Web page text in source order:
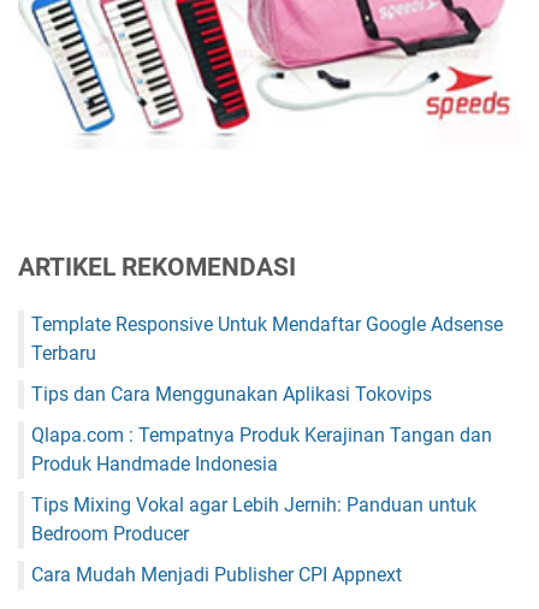
ARTIKEL REKOMENDASI
Template Responsive Untuk Mendaftar Google Adsense
Terbaru
Tips dan Cara Menggunakan Aplikasi Tokovips
Qlapa.com : Tempatnya Produk Kerajinan Tangan dan
Produk Handmade Indonesia
Tips Mixing Vokal agar Lebih Jernih: Panduan untuk
Bedroom Producer
Cara Mudah Menjadi Publisher CPI Appnext